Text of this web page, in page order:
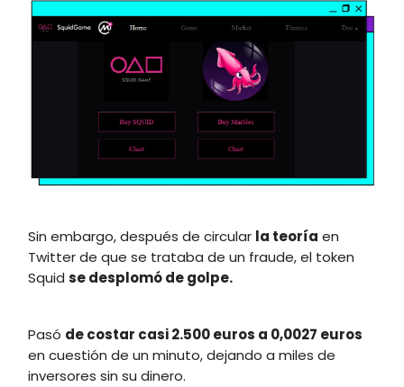
Sin embargo, después de circular la teoría en
Twitter de que se trataba de un fraude, el token
Squid se desplomó de golpe.
Pasó de costar casi 2.500 euros a 0,0027 euros
en cuestión de un minuto, dejando a miles de
inversores sin su dinero.